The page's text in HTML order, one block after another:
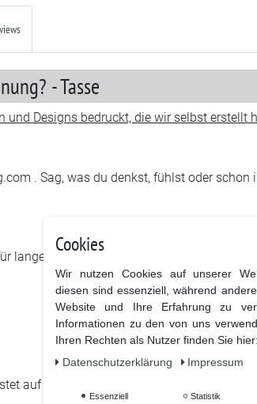
- Tasse
Designs bedruckt, die wir selbst erstellt
. Sag, was du denkst, fühlst oder
lange Lebensdauer.
auf 2.000 Spülmaschinengänge)
Cookies
Wir nutzen Cookies auf unserer
diesen sind essenziell, während
Website und Ihre Erfahrung zu
Informationen zu den von uns
Ihren Rechten als Nutzer finden Sie hier:
Daten­schutz­erklärung
Impressum
Essenziell Statistik